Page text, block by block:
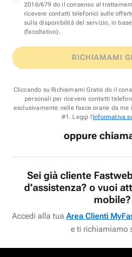
2016/679 do il consenso al
ricevere contatti telefonici sulle
sulla disponibilità del servizio, in
(facoltativo).
RICHIAMAMI
Cliccando su Richiamami Gratis do il
personali per ricevere contatti
esclusivamente nelle fasce orarie da
#1. Leggi l'informativa
oppure
Sei già cliente
d’assistenza? o vuoi
mobile?
Accedi alla tua Area Clienti
e ti richiamiamo